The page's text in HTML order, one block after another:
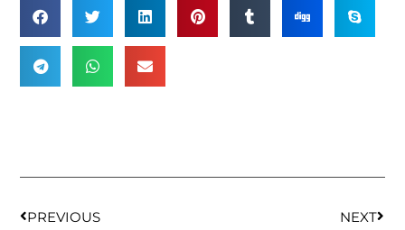
PREVIOUS NEXT